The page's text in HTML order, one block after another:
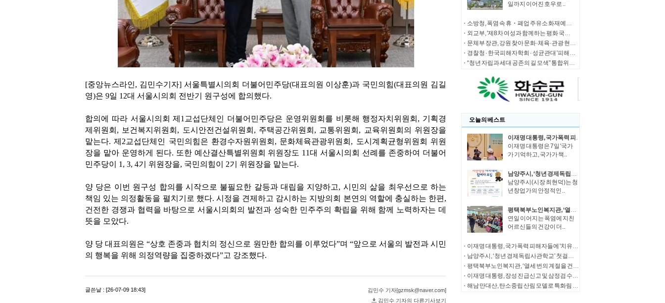
일까지 이어진 호우로 ..
소방청, 폭염 속 휴・폐업 주유소 화재예방에 총력
외교부, '제8차 여성과 함께하는 평화 국제회의' 청년 서포터즈 모집
문체부 장관, 강원 찾아 문화·체육·관광 현장 소통 나서
경찰청 · 한국피해자학회 · 성균관대 '피해자 중심 사법개혁' 학술대회 개최
“청년 자립과 세대 공존의 길 모색” 통합위, '세대상생 자산 특별위원회' 출범
오늘의 베스트
이재명 대통령, 국가폭력 피해자들에 '치유와 명예 회복' 정부 의지 전달
이재명 대통령은 7일 '국가
가 기억하고, 국가가 책..
남양주시, ‘청년 경제독립사관학교’ 첫걸음… 청년창업가 자산성장 아카데미 참여자 모집
남양주시(시장 최현덕)는 청
년창업가의 안정적인 ..
평택북부노인복지관, ‘열세 번의 계절을 건너, 다시 따뜻한 한 끼로’ 송탄농협의 13년의 동행
연일 이어지는 폭염에 지친
어르신들의 건강이 더..
이재명 대통령, 국가폭력 피해자들에 '치유와 명예 회복' 정부 의지 전달
남양주시, ‘청년 경제독립사관학교’ 첫걸음… 청년창업가 자산성장 아카데미 참여자 모집
평택북부노인복지관, ‘열세 번의 계절을 건너, 다시 따뜻한 한 끼로’ 송탄농협의 13년의 동행
이재명 대통령, 장성 진급신고 및 삼정검 수치수여
해남 만대산, 탄소중립 산림 모델로 특화림 조성